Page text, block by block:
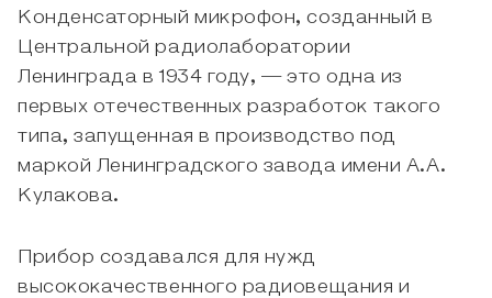
Конденсаторный микрофон, созданный в
Центральной радиолаборатории
Ленинграда в 1934 году, — это одна из
первых отечественных разработок такого
типа, запущенная в производство под
маркой Ленинградского завода имени А.А.
Кулакова.
Прибор создавался для нужд
высококачественного радиовещания и